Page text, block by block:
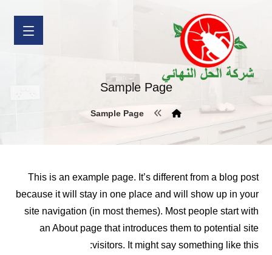
Sample Page
Sample Page
This is an example page. It’s different from a blog post
because it will stay in one place and will show up in your
site navigation (in most themes). Most people start with
an About page that introduces them to potential site
visitors. It might say something like this: